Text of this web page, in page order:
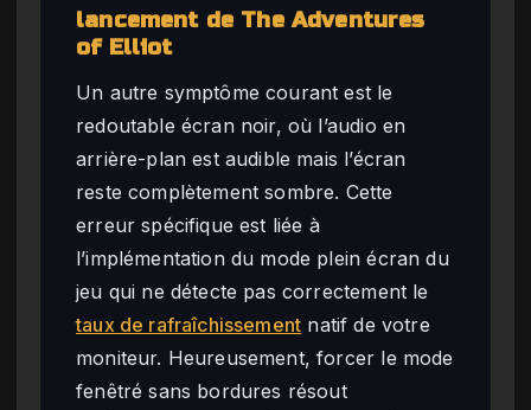
lancement de The Adventures
of Elliot
Un autre symptôme courant est le
redoutable écran noir, où l’audio en
arrière-plan est audible mais l’écran
reste complètement sombre. Cette
erreur spécifique est liée à
l’implémentation du mode plein écran du
jeu qui ne détecte pas correctement le
taux de rafraîchissement natif de votre
moniteur. Heureusement, forcer le mode
fenêtré sans bordures résout